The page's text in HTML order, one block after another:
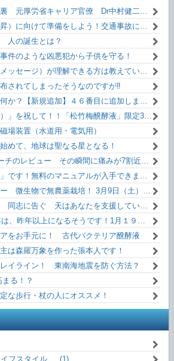
厚労省とコロナの舞台裏 元厚労省キャリア官僚 Dr中村健二 氏 闇を暴露！
アセンション（次元上昇）に向けて準備をしよう！交通事故にあわない方法！！
の誕生とは？
件のような凶悪犯から子供を守る！
通訳求む！この音声（メッセージ）が理解できる方は教えていただけるとうれしいです！
されてしまったそうなのですが‼
フリーエネルギーとは何か？【新規追加】４６番目に追加しました！無料です！
新元号「令和（れいわ）」を祝して！！「松竹梅醗酵液」限定35本。
装置（水道用・電気用）
めて、地球は聖なる星となる！
光エネルギー×元気アーチのレビュー その瞬間に痛みが7割近く減った！
キーワードは「微生物」です！無料のマニュアルが入手できます。
自然微生物農法セミナー 微生物で無農薬栽培！ 3月9日（土）13:10～
ユートピア社会の建設 同志に告ぐ 天はあなたを支援しています！
激動の年2019年 本年は、昨年以上になるそうです！1月１９日(土)13:10～
をお手元に！ 古代バクテリア醗酵液
は森羅万象を作った張本人です！
イライン！ 東南海地震を防ぐ方法？
る！？
な歩行・杖の人にオススメ！
イフスタイル (1)